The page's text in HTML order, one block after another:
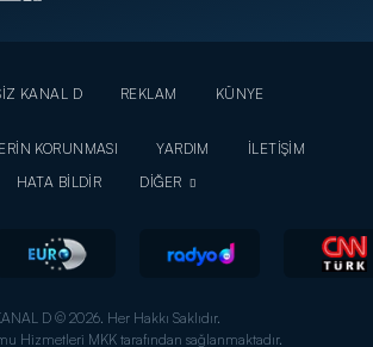
KANAL D REKLAM
KÜNYE
KORUNMASI
YARDIM
İLETİŞİM
HATA BİLDİR
DİĞER
D © 2026. Her Hakkı Saklıdır.
Hizmetleri MKK tarafından sağlanmaktadır.